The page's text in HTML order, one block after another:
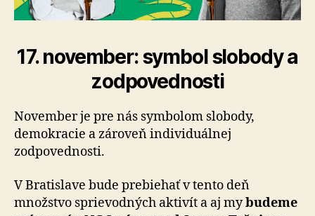
17. november: symbol slobody a
zodpovednosti
November je pre nás symbolom slobody,
demokracie a zároveň individuálnej
zodpovednosti.
V Bratislave bude prebiehať v tento deň
množstvo sprievodných aktivít a aj mybudeme